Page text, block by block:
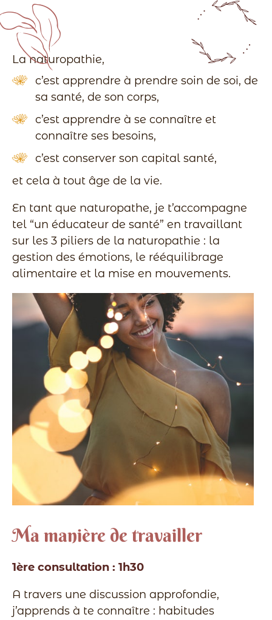
La naturopathie,
c’est apprendre à prendre soin de soi, de
sa santé, de son corps,
c’est apprendre à se connaître et
connaître ses besoins,
c’est conserver son capital santé,
et cela à tout âge de la vie.
En tant que naturopathe, je t’accompagne
tel “un éducateur de santé” en travaillant
sur les 3 piliers de la naturopathie : la
gestion des émotions, le rééquilibrage
alimentaire et la mise en mouvements.
Ma manière de travailler
1ère consultation : 1h30
A travers une discussion approfondie,
j’apprends à te connaître : habitudes